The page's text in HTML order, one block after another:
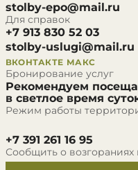
stolby-epo@mail.ru
Для справок
+7 913 830 52 03
stolby-uslugi@mail.ru
ВКОНТАКТЕ МАКС
Бронирование услуг
Рекомендуем
в светлое время
Режим работы
+7 391 261 16 95
Сообщить о